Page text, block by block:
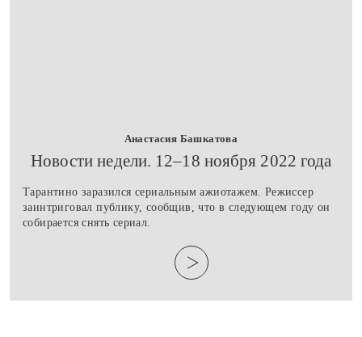
Анастасия Башкатова
Новости недели. 12–18 ноября 2022 года
Тарантино заразился сериальным ажиотажем. Режиссер
заинтриговал публику, сообщив, что в следующем году он
собирается снять сериал.